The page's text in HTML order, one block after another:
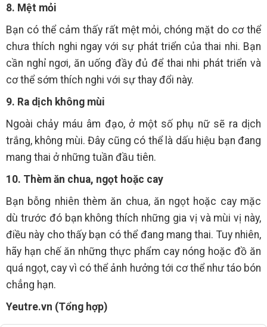
8. Mệt mỏi
Bạn có thể cảm thấy rất mệt mỏi, chóng mặt do cơ thể
chưa thích nghi ngay với sự phát triển của thai nhi. Bạn
cần nghỉ ngơi, ăn uống đầy đủ để thai nhi phát triển và
cơ thể sớm thích nghi với sự thay đổi này.
9. Ra dịch không mùi
Ngoài chảy máu âm đạo, ở một số phụ nữ sẽ ra dịch
trắng, không mùi. Đây cũng có thể là dấu hiệu bạn đang
mang thai ở những tuần đầu tiên.
10. Thèm ăn chua, ngọt hoặc cay
Bạn bỗng nhiên thèm ăn chua, ăn ngọt hoặc cay mặc
dù trước đó bạn không thích những gia vị và mùi vị này,
điều này cho thấy bạn có thể đang mang thai. Tuy nhiên,
hãy hạn chế ăn những thực phẩm cay nóng hoặc đồ ăn
quá ngọt, cay vì có thể ảnh hưởng tới cơ thể như táo bón
chẳng hạn.
Yeutre.vn (Tổng hợp)